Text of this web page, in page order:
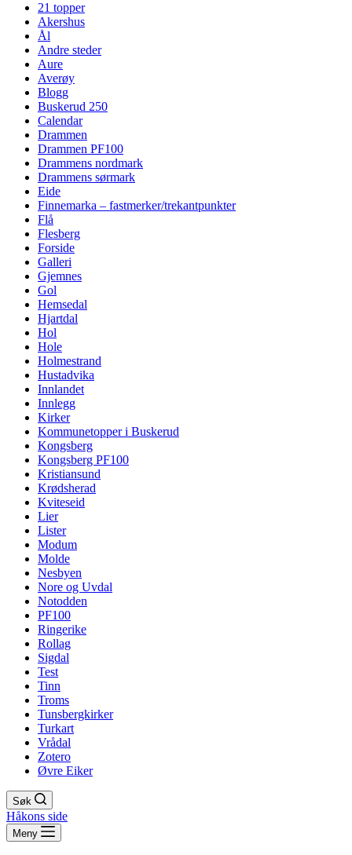
21 topper
Akershus
Ål
Andre steder
Aure
Averøy
Blogg
Buskerud 250
Calendar
Drammen
Drammen PF100
Drammens nordmark
Drammens sørmark
Eide
Finnemarka – fastmerker/trekantpunkter
Flå
Flesberg
Forside
Galleri
Gjemnes
Gol
Hemsedal
Hjartdal
Hol
Hole
Holmestrand
Hustadvika
Innlandet
Innlegg
Kirker
Kommunetopper i Buskerud
Kongsberg
Kongsberg PF100
Kristiansund
Krødsherad
Kviteseid
Lier
Lister
Modum
Molde
Nesbyen
Nore og Uvdal
Notodden
PF100
Ringerike
Rollag
Sigdal
Test
Tinn
Troms
Tunsbergkirker
Turkart
Vrådal
Zotero
Øvre Eiker
Søk
Håkons side
Meny